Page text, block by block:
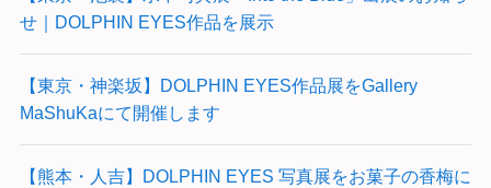
せ｜DOLPHIN EYES作品を展示
【東京・神楽坂】DOLPHIN EYES作品展をGallery
MaShuKaにて開催します
【熊本・人吉】DOLPHIN EYES 写真展をお菓子の香梅に